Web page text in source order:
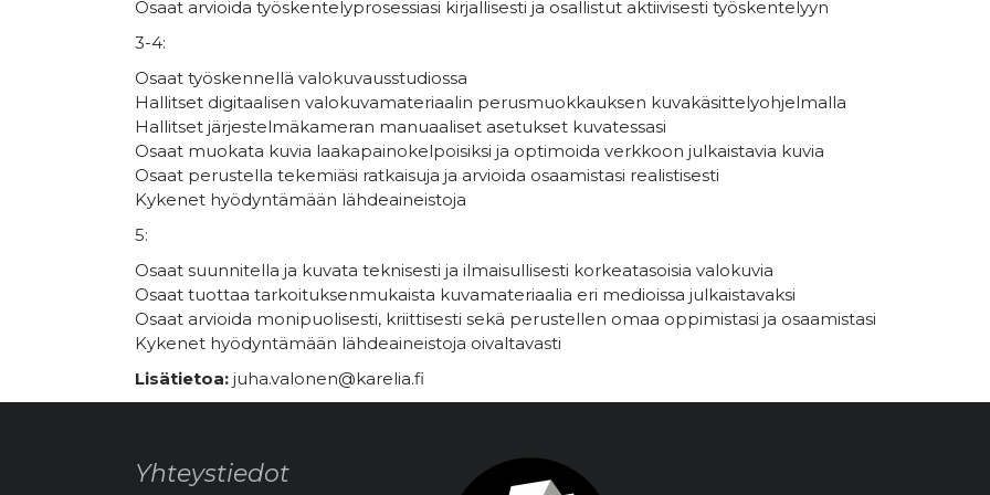
Osaat arvioida työskentelyprosessiasi kirjallisesti ja osallistut aktiivisesti työskentelyyn
3-4:
Osaat työskennellä valokuvausstudiossa
Hallitset digitaalisen valokuvamateriaalin perusmuokkauksen kuvakäsittelyohjelmalla
Hallitset järjestelmäkameran manuaaliset asetukset kuvatessasi
Osaat muokata kuvia laakapainokelpoisiksi ja optimoida verkkoon julkaistavia kuvia
Osaat perustella tekemiäsi ratkaisuja ja arvioida osaamistasi realistisesti
Kykenet hyödyntämään lähdeaineistoja
5:
Osaat suunnitella ja kuvata teknisesti ja ilmaisullisesti korkeatasoisia valokuvia
Osaat tuottaa tarkoituksenmukaista kuvamateriaalia eri medioissa julkaistavaksi
Osaat arvioida monipuolisesti, kriittisesti sekä perustellen omaa oppimistasi ja osaamistasi
Kykenet hyödyntämään lähdeaineistoja oivaltavasti
Lisätietoa: juha.valonen@karelia.fi
Yhteystiedot